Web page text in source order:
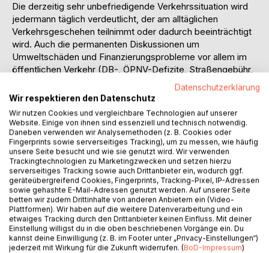
Die derzeitig sehr unbefriedigende Verkehrssituation wird
jedermann täglich verdeutlicht, der am alltäglichen
Verkehrsgeschehen teilnimmt oder dadurch beeinträchtigt
wird. Auch die permanenten Diskussionen um
Umweltschäden und Finanzierungsprobleme vor allem im
öffentlichen Verkehr (DB-, ÖPNV-Defizite, Straßengebühr,
Mineralölsteuererhöhung) zeigen die Dringlichkeit einer
Lösung der Verkehrsprobleme. Die Probleme sollten Anlaß
sein, die Organisation der Verkehrsströme grundsätzlich zu
überdenken.
Bei einem Verkehrssystem handelt es sich um ein
komplexes Gesamtsystem mit sehr vielen Einflußfaktoren:
neben wirtschaftlichen spielen auch juristische,
soziologische, biologische und physikalische Aspekte eine
Rolle, die bei einer umweltgerechten Gestaltung eines
Verkehrssystems Beachtung finden sollten.
Die vorliegende Arbeit konzentriert sich auf den
wirtschaftlichen Bereich, wobei einzel- und
gesamtwirtschaftliche Problemstellungen behandelt
werden. Diese fachspezifische Diskussion macht
Datenschutzerklärung
Wir respektieren den Datenschutz
Wir nutzen Cookies und vergleichbare Technologien auf unserer
Website. Einige von ihnen sind essenziell und technisch notwendig.
Daneben verwenden wir Analysemethoden (z. B. Cookies oder
Fingerprints sowie serverseitiges Tracking), um zu messen, wie häufig
unsere Seite besucht und wie sie genutzt wird. Wir verwenden
Trackingtechnologien zu Marketingzwecken und setzen hierzu
serverseitiges Tracking sowie auch Drittanbieter ein, wodurch ggf.
geräteübergreifend Cookies, Fingerprints, Tracking-Pixel, IP-Adressen
sowie gehashte E-Mail-Adressen genutzt werden. Auf unserer Seite
betten wir zudem Drittinhalte von anderen Anbietern ein (Video-
Plattformen). Wir haben auf die weitere Datenverarbeitung und ein
etwaiges Tracking durch den Drittanbieter keinen Einfluss. Mit deiner
Einstellung willigst du in die oben beschriebenen Vorgänge ein. Du
kannst deine Einwilligung (z. B. im Footer unter „Privacy-Einstellungen“)
jederzeit mit Wirkung für die Zukunft widerrufen. (BoD-Impressum)